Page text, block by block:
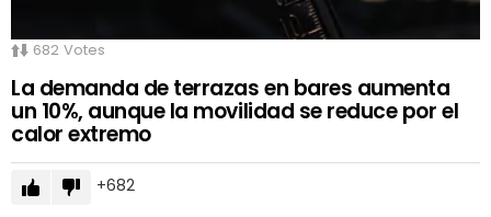
682 Votes
La demanda de terrazas en bares aumenta
un 10%, aunque la movilidad se reduce por el
calor extremo
682